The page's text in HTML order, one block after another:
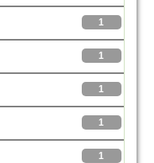
1
1
1
1
1